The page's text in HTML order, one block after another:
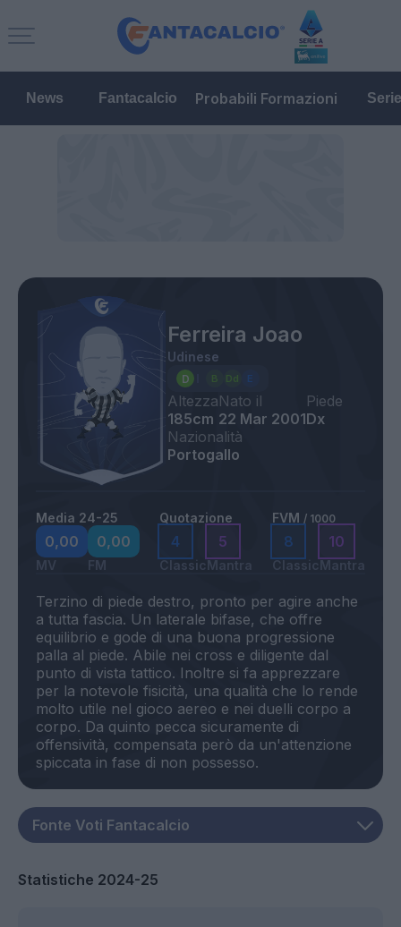
News Fantacalcio Probabili Formazioni
Ferreira Joao
Udinese
Altezza
185cm
Nato il
22 Mar 2001
Piede
Dx
Nazionalità
Portogallo
Media 24-25
0,00
MV
0,00
FM
Quotazione
4
Classic
5
Mantra
FVM / 1000
8
Classic
10
Mantra
Terzino di piede destro, pronto per agire anche
a tutta fascia. Un laterale bifase, che offre
equilibrio e gode di una buona progressione
palla al piede. Abile nei cross e diligente dal
punto di vista tattico. Inoltre si fa apprezzare
per la notevole fisicità, una qualità che lo rende
molto utile nel gioco aereo e nei duelli corpo a
corpo. Da quinto pecca sicuramente di
offensività, compensata però da un'attenzione
Statistiche 2024-25